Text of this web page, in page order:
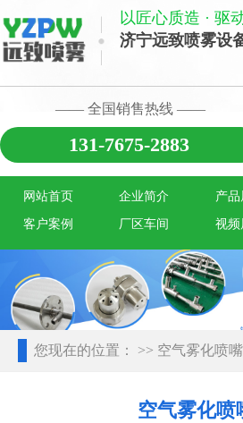
以匠心质造 · 驱
济宁远致喷雾设
—— 全国销售热线 ——
131-7675-2883
网站首页 企业简介 产
客户案例 厂区车间 视频
您现在的位置： >> 空气雾化喷嘴
空气雾化喷